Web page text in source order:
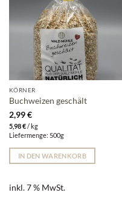
KÖRNER
Buchweizen geschält
2,99€
5,98€/ kg
Liefermenge: 500g
IN DEN WARENKORB
inkl. 7 % MwSt.